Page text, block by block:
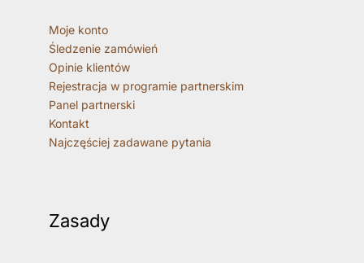
Moje konto
Śledzenie zamówień
Opinie klientów
Rejestracja w programie partnerskim
Panel partnerski
Kontakt
Najczęściej zadawane pytania
Zasady